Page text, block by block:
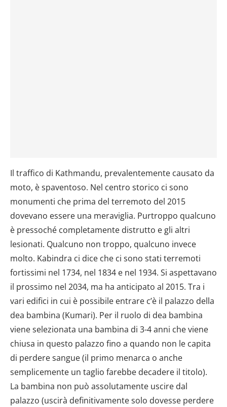
Il traffico di Kathmandu, prevalentemente causato da
moto, è spaventoso. Nel centro storico ci sono
monumenti che prima del terremoto del 2015
dovevano essere una meraviglia. Purtroppo qualcuno
è pressoché completamente distrutto e gli altri
lesionati. Qualcuno non troppo, qualcuno invece
molto. Kabindra ci dice che ci sono stati terremoti
fortissimi nel 1734, nel 1834 e nel 1934. Si aspettavano
il prossimo nel 2034, ma ha anticipato al 2015. Tra i
vari edifici in cui è possibile entrare c’è il palazzo della
dea bambina (Kumari). Per il ruolo di dea bambina
viene selezionata una bambina di 3-4 anni che viene
chiusa in questo palazzo fino a quando non le capita
di perdere sangue (il primo menarca o anche
semplicemente un taglio farebbe decadere il titolo).
La bambina non può assolutamente uscire dal
palazzo (uscirà definitivamente solo dovesse perdere